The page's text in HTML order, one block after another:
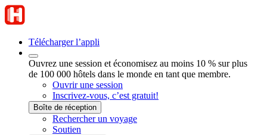
Télécharger l’appli
Ouvrez une session et économisez au moins 10 % sur plus
de 100 000 hôtels dans le monde en tant que membre.
Ouvrir une session
Inscrivez-vous, c’est gratuit!
Boîte de réception
Rechercher un voyage
Soutien